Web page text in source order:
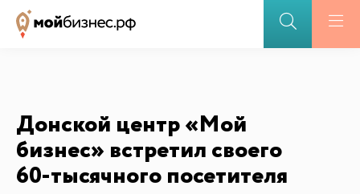
Донской центр «Мой
бизнес» встретил своего
60-тысячного посетителя